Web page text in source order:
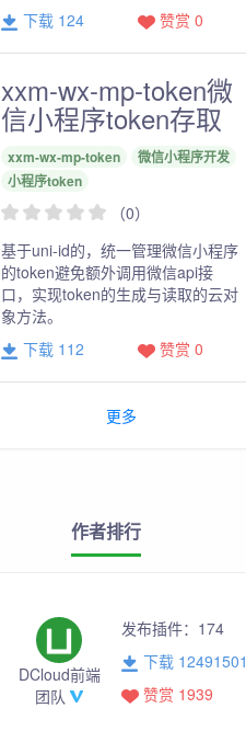
下载 124
赞赏 0
xxm-wx-mp-token微
信小程序token存取
xxm-wx-mp-token
微信小程序开发
小程序token
（0）
基于uni-id的，统一管理微信小程序
的token避免额外调用微信api接
口，实现token的生成与读取的云对
象方法。
下载 112
赞赏 0
更多
作者排行
DCloud前端
团队
发布插件： 174
下载 12491501
赞赏 1939